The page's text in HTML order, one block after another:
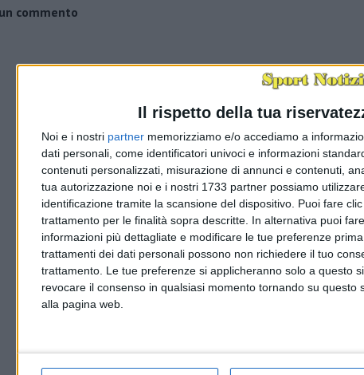
Il rispetto della tua
Noi e i nostri partner memorizziamo e/o accediamo a
dati personali, come identificatori univoci e informazioni
contenuti personalizzati, misurazione di annunci e contenuti,
tua autorizzazione noi e i nostri 1733 partner possiamo
identificazione tramite la scansione del dispositivo. Puoi fare
trattamento per le finalità sopra descritte. In alternativa puoi
informazioni più dettagliate e modificare le tue preferenze
trattamenti dei dati personali possono non richiedere il tuo
trattamento. Le tue preferenze si applicheranno solo a questo
revocare il consenso in qualsiasi momento tornando su
alla pagina web.
commento